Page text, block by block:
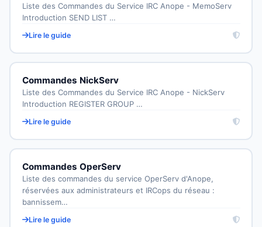
Liste des Commandes du Service IRC Anope - MemoServ
Introduction SEND LIST …
Lire le guide
Commandes NickServ
Liste des Commandes du Service IRC Anope - NickServ
Introduction REGISTER GROUP …
Lire le guide
Commandes OperServ
Liste des commandes du service OperServ d'Anope,
réservées aux administrateurs et IRCops du réseau :
bannissem…
Lire le guide